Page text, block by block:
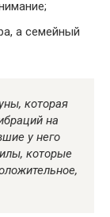
а семейный
которая
на
у него
которые